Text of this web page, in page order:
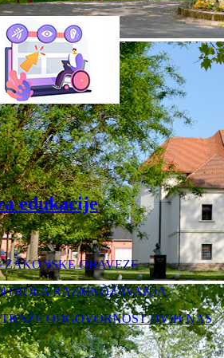
edukacije
ZAKONSKE OBAVEZE
RAZMNOŽAVANJA
ODGOVORNOST DVIH NAS